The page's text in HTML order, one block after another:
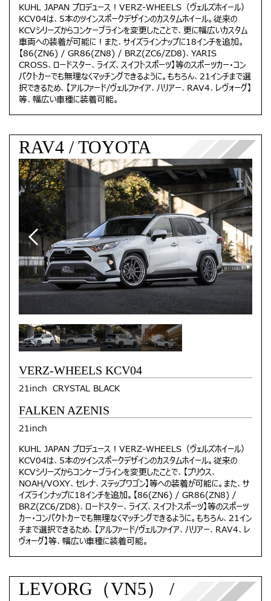
KUHL JAPAN プロデュース！VERZ-WHEELS（ヴェルズホイール）
KCV04は、5本のツインスポークデザインのカスタムホイール。従来の
KCVシリーズからコンケーブラインを変更したことで、更に幅広いカスタム
車両への装着が可能に！また、サイズラインナップに18インチを追加。
【86(ZN6) / GR86(ZN8) / BRZ(ZC6/ZD8)、YARIS
CROSS、ロードスター、ライズ、スイフトスポーツ】等のスポーツカー・コン
パクトカーでも無理なくマッチングできるように。もちろん、21インチまで選
択できるため、【アルファード/ヴェルファイア、ハリアー、RAV4、レヴォーグ】
等、幅広い車種に装着可能。
RAV4 / TOYOTA
VERZ-WHEELS KCV04
21inch CRYSTAL BLACK
FALKEN AZENIS
21inch
KUHL JAPAN プロデュース！VERZ-WHEELS（ヴェルズホイール）
KCV04は、5本のツインスポークデザインのカスタムホイール。従来の
KCVシリーズからコンケーブラインを変更したことで、【プリウス、
NOAH/VOXY、セレナ、ステップワゴン】等への装着が可能に。また、サ
イズラインナップに18インチを追加。【86(ZN6) / GR86(ZN8) /
BRZ(ZC6/ZD8)、ロードスター、ライズ、スイフトスポーツ】等のスポーツ
カー・コンパクトカーでも無理なくマッチングできるように。もちろん、21イン
チまで選択できるため、【アルファード/ヴェルファイア、ハリアー、RAV4、レ
ヴォーグ】等、幅広い車種に装着可能。
LEVORG（VN5） /